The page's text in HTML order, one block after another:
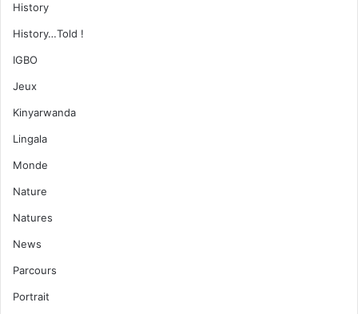
History
History…Told !
IGBO
Jeux
Kinyarwanda
Lingala
Monde
Nature
Natures
News
Parcours
Portrait